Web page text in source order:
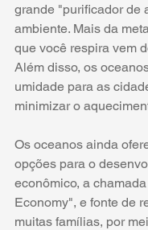
grande "purificador de
ambiente. Mais da
que você respira vem
Além disso, os
umidade para as
minimizar o
Os oceanos ainda
opções para o
econômico, a
Economy", e fonte de
muitas famílias, por